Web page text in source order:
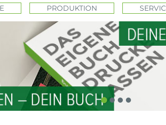
PRODUKTION